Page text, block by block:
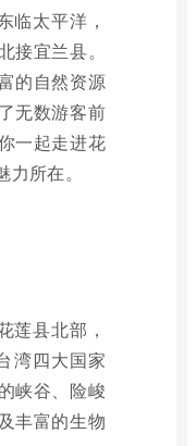
临太平洋，
接宜兰县。
的自然资源
无数游客前
一起走进花
所在。
莲县北部，
湾四大国家
峡谷、险峻
丰富的生物